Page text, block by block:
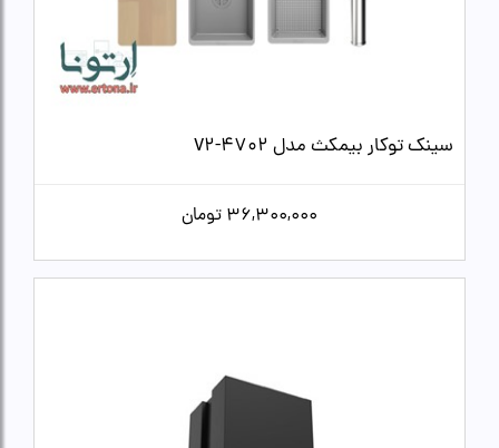
سینک توکار بیمکث مدل 4702-V2
36,300,000 تومان